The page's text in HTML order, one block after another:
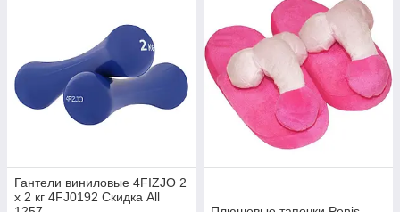
Гантели виниловые 4FIZJO 2
x 2 кг 4FJ0192 Скидка All